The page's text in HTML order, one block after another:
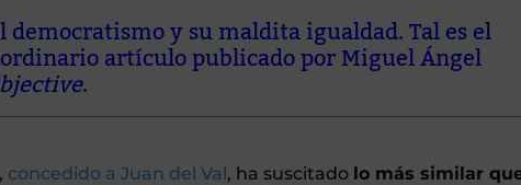
democratismo y su maldita igualdad. Tal es el
artículo publicado por Miguel Ángel
.
concedido a Juan del Val, ha suscitado lo más similar